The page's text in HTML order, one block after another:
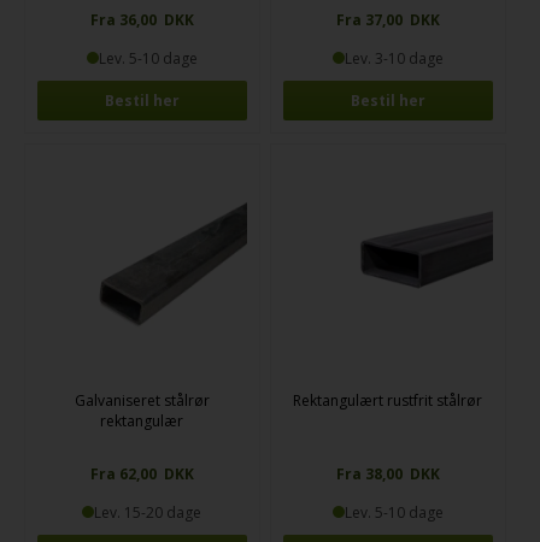
Fra 36,00 DKK
Lev. 5-10 dage
Bestil her
Fra 37,00 DKK
Lev. 3-10 dage
Bestil her
Galvaniseret stålrør
rektangulær
Fra 62,00 DKK
Lev. 15-20 dage
Rektangulært rustfrit stålrør
Fra 38,00 DKK
Lev. 5-10 dage